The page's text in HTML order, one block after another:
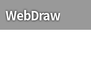
WebDraw